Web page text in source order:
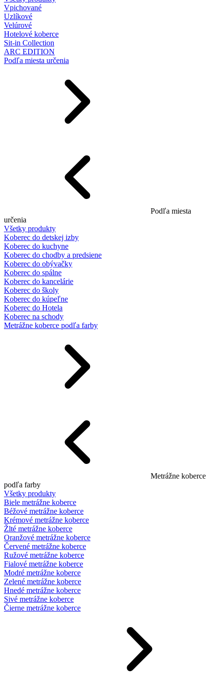
Vpichované
Uzlíkové
Velúrové
Hotelové koberce
Sit-in Collection
ARC EDITION
Podľa miesta určenia
Podľa miesta
určenia
Všetky produkty
Koberec do detskej izby
Koberec do kuchyne
Koberec do chodby a predsiene
Koberec do obývačky
Koberec do spálne
Koberec do kancelárie
Koberec do školy
Koberec do kúpeľne
Koberec do Hotela
Koberec na schody
Metrážne koberce podľa farby
Metrážne koberce
podľa farby
Všetky produkty
Biele metrážne koberce
Béžové metrážne koberce
Krémové metrážne koberce
Žlté metrážne koberce
Oranžové metrážne koberce
Červené metrážne koberce
Ružové metrážne koberce
Fialové metrážne koberce
Modré metrážne koberce
Zelené metrážne koberce
Hnedé metrážne koberce
Sivé metrážne koberce
Čierne metrážne koberce